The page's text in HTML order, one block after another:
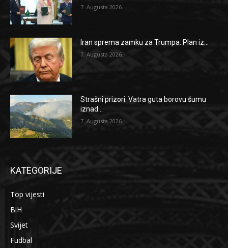
7. Augusta 2026.
Iran sprema zamku za Trumpa: Plan iz...
7. Augusta 2026.
Strašni prizori: Vatra guta borovu šumu
iznad...
7. Augusta 2026.
KATEGORIJE
Top vijesti
BiH
Svijet
Fudbal